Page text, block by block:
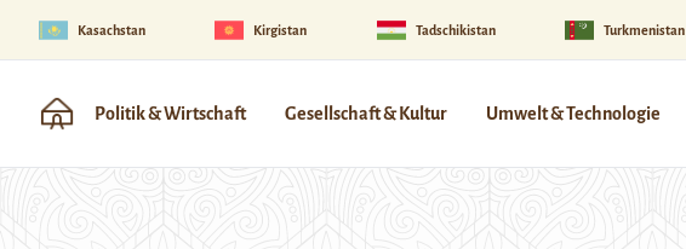
Kasachstan Kirgistan Tadschikistan Turkmenistan
Politik & Wirtschaft Gesellschaft & Kultur Umwelt & Technologie